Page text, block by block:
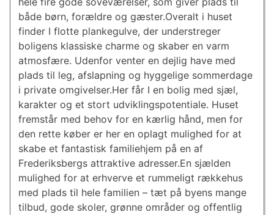
både børn, forældre og gæster.Overalt i huset
finder I flotte plankegulve, der understreger
boligens klassiske charme og skaber en varm
atmosfære. Udenfor venter en dejlig have med
plads til leg, afslapning og hyggelige sommerdage
i private omgivelser.Her får I en bolig med sjæl,
karakter og et stort udviklingspotentiale. Huset
fremstår med behov for en kærlig hånd, men for
den rette køber er her en oplagt mulighed for at
skabe et fantastisk familiehjem på en af
Frederiksbergs attraktive adresser.En sjælden
mulighed for at erhverve et rummeligt rækkehus
med plads til hele familien – tæt på byens mange
tilbud, gode skoler, grønne områder og offentlig